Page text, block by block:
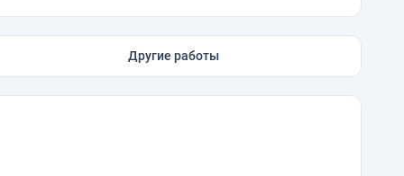
Другие работы